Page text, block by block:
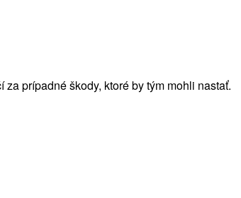
prípadné škody, ktoré by tým mohli nastať.